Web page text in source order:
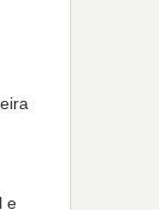
e